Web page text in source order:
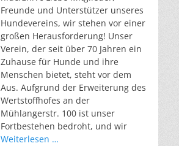
Freunde und Unterstützer unseres
Hundevereins, wir stehen vor einer
großen Herausforderung! Unser
Verein, der seit über 70 Jahren ein
Zuhause für Hunde und ihre
Menschen bietet, steht vor dem
Aus. Aufgrund der Erweiterung des
Wertstoffhofes an der
Mühlangerstr. 100 ist unser
Fortbestehen bedroht, und wir
Weiterlesen …